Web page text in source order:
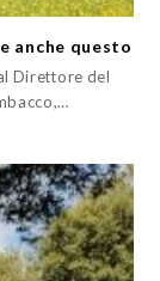
anche questo
Direttore del